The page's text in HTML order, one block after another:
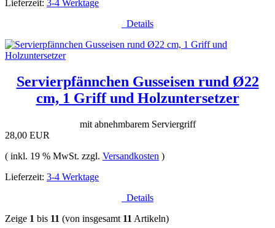
Lieferzeit: 3-4 Werktage
Details
Servierpfännchen Gusseisen rund Ø22
cm, 1 Griff und Holzuntersetzer
mit abnehmbarem Serviergriff
28,00 EUR
( inkl. 19 % MwSt. zzgl. Versandkosten )
Lieferzeit: 3-4 Werktage
Details
Zeige 1 bis 11 (von insgesamt 11 Artikeln)